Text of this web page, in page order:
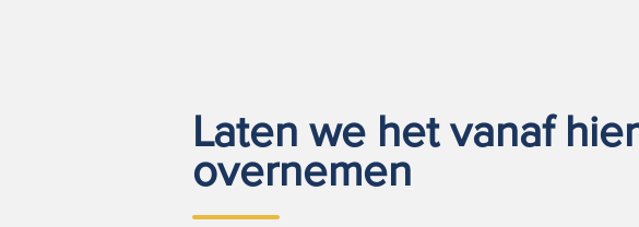
Laten we het vanaf hier
overnemen